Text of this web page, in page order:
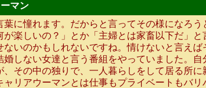
マン
に憧れます。だからと言ってその様になろ
が楽しいの？」とか「主婦とは家畜以下だ」
いのかもしれないですね。情けないと言えば
しない女達と言う番組をやっていました。
、その中の独りで、一人暮らしをして居る所
リアウーマンとは仕事もプライベートもバ